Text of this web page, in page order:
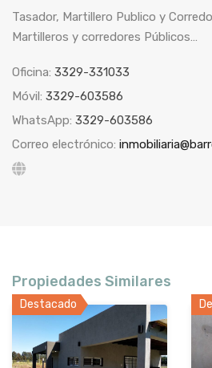
Tasador, Martillero Publico y
Martilleros y corredores Públicos…
Oficina: 3329-331033
Móvil: 3329-603586
WhatsApp: 3329-603586
Correo electrónico:
Propiedades Similares
Destacado